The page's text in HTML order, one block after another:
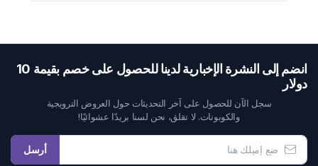
انضم إلى النشرة الإخبارية لدينا للحصول على خصم بقيمة 10
دولار
سجل الآن للحصول على آخر التحديثات حول العروض الترويجية
والكوبونات. لا تقلق، نحن لسنا بريدًا عشوائيًا!
أرسل